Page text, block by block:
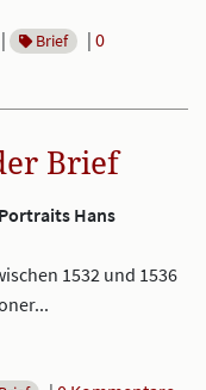
| Brief | 0
Brief
Hans
1532 und 1536